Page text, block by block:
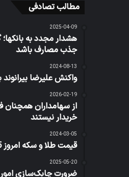
مطالب تصادفی
2025-04-09
جذب مصارف باشد
2024-08-13
واکنش علیرضا بیرانوند
2026-02-19
از سهامداران همچنان
خریدار نیستند
2024-03-05
قیمت طلا و سکه امروز 15 اسفند 1402
2025-05-20
ضرورت چابک‌سازی امور